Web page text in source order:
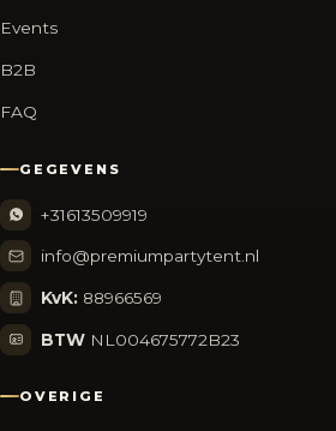
Events
B2B
FAQ
GEGEVENS
+31613509919
info@premiumpartytent.nl
KvK: 88966569
BTW NL004675772B23
OVERIGE